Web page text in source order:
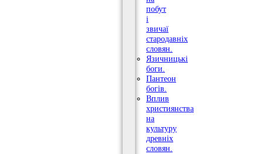
побут
і
звичаї
стародавніх
словян.
Язичницькі
боги.
Пантеон
богів.
Вплив
християнства
на
культуру
древніх
словян.